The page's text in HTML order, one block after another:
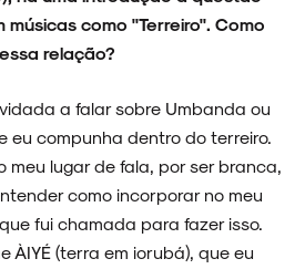
como "Terreiro". Como
relação?
a falar sobre Umbanda ou
eu compunha dentro do terreiro.
meu lugar de fala, por ser branca,
como incorporar no meu
fui chamada para fazer isso.
ÀIYÉ (terra em iorubá), que eu